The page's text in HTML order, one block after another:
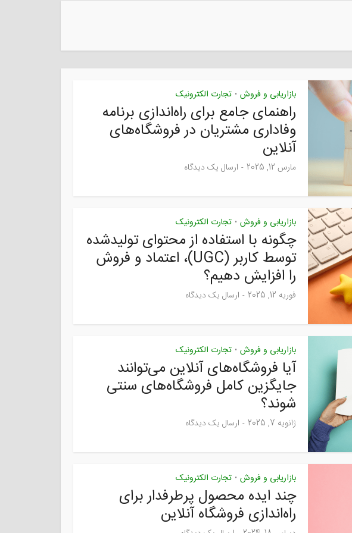
بازاریابی و فروش • تجارت الکترونیک
راهنمای جامع برای راه‌اندازی برنامه
وفاداری مشتریان در فروشگاه‌های
آنلاین
مارس 12, 2025 ارسال یک دیدگاه
بازاریابی و فروش • تجارت الکترونیک
چگونه با استفاده از محتوای تولیدشده
توسط کاربر (UGC)، اعتماد و فروش
را افزایش دهیم؟
فوریه 12, 2025 ارسال یک دیدگاه
بازاریابی و فروش • تجارت الکترونیک
آیا فروشگاه‌های آنلاین می‌توانند
جایگزین کامل فروشگاه‌های سنتی
شوند؟
ژانویه 7, 2025 ارسال یک دیدگاه
بازاریابی و فروش • تجارت الکترونیک
چند ایده محصول پرطرفدار برای
راه‌اندازی فروشگاه آنلاین